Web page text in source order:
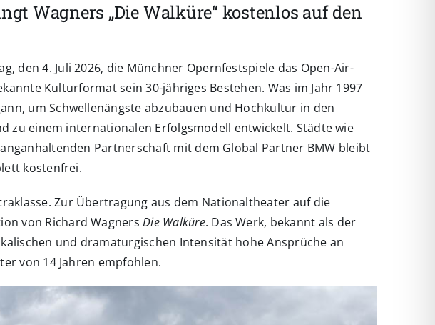
Wagners „Die Walküre“ kostenlos auf den
den 4. Juli 2026, die Münchner Opernfestspiele das Open-Air-
Kulturformat sein 30-jähriges Bestehen. Was im Jahr 1997
um Schwellenängste abzubauen und Hochkultur in den
zu einem internationalen Erfolgsmodell entwickelt. Städte wie
Partnerschaft mit dem Global Partner BMW bleibt
kostenfrei.
Zur Übertragung aus dem Nationaltheater auf die
von Richard WagnersDie Walküre. Das Werk, bekannt als der
und dramaturgischen Intensität hohe Ansprüche an
von 14 Jahren empfohlen.